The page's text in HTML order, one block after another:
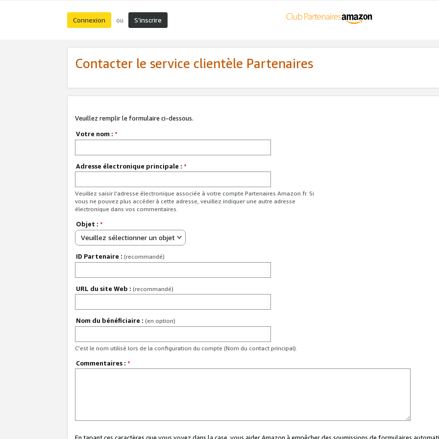
Connexion ou S’inscrire
Contacter le service clientèle Partenaires
Veuillez remplir le formulaire ci-dessous.
Votre nom : *
Adresse électronique principale : *
Veuillez saisir l'adresse électronique associée à votre compte Partenaires Amazon.fr. Si
vous ne pouvez plus accéder à cette adresse, veuillez indiquer une autre adresse
électronique dans vos commentaires.
Objet : *
Veuillez sélectionner un objet
ID Partenaire : (recommandé)
URL du site Web : (recommandé)
Nom du bénéficiaire : (en option)
C'est le nom utilisé lors de la configuration du compte (Nom du contact principal).
Commentaires : *